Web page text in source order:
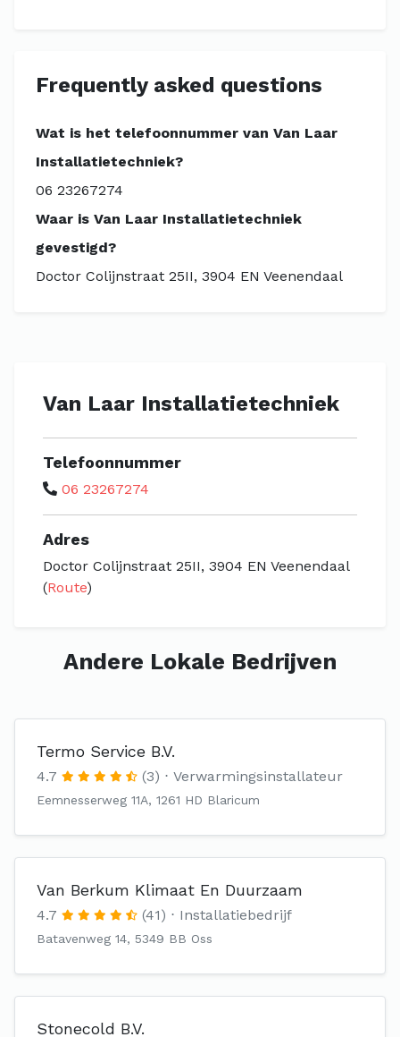
Frequently asked questions
Wat is het telefoonnummer van Van Laar
Installatietechniek?
06 23267274
Waar is Van Laar Installatietechniek
gevestigd?
Doctor Colijnstraat 25II, 3904 EN Veenendaal
Van Laar Installatietechniek
Telefoonnummer
06 23267274
Adres
Doctor Colijnstraat 25II, 3904 EN Veenendaal
(Route)
Andere Lokale Bedrijven
Termo Service B.V.
4.7 (3) Verwarmingsinstallateur
Eemnesserweg 11A, 1261 HD Blaricum
Van Berkum Klimaat En Duurzaam
4.7 (41) Installatiebedrijf
Batavenweg 14, 5349 BB Oss
Stonecold B.V.